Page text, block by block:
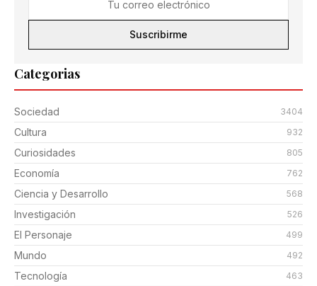
Categorias
Sociedad 3404
Cultura 932
Curiosidades 805
Economía 762
Ciencia y Desarrollo 568
Investigación 526
El Personaje 499
Mundo 492
Tecnología 463
Suscribirme